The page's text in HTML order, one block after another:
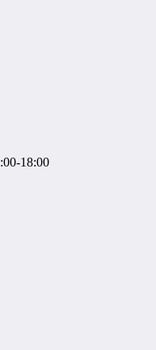
18:00